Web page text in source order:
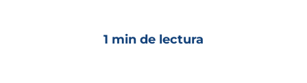
1 min de lectura